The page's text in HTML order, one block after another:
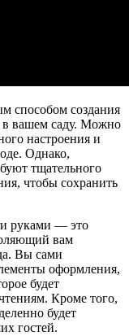
способом создания
в вашем саду. Можно
настроения и
Однако,
тщательного
чтобы сохранить
руками — это
вам
Вы сами
оформления,
будет
Кроме того,
будет
гостей.